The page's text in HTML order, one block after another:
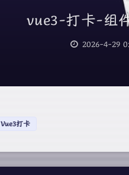
vue3-打卡-组
2026-4-29
Vue3打卡